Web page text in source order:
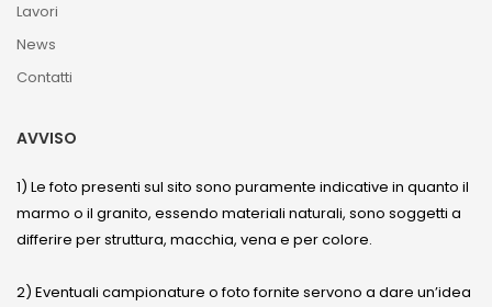
Lavori
News
Contatti
AVVISO
1) Le foto presenti sul sito sono puramente indicative in quanto il
marmo o il granito, essendo materiali naturali, sono soggetti a
differire per struttura, macchia, vena e per colore.
2) Eventuali campionature o foto fornite servono a dare un’idea